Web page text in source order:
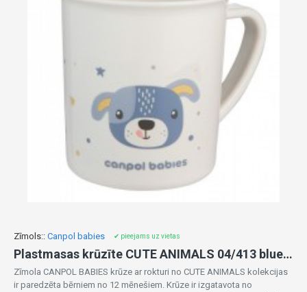
Zīmols:: Canpol babies ✔ pieejams uz vietas
Plastmasas krūzīte CUTE ANIMALS 04/413 blue DOG
Zīmola CANPOL BABIES krūze ar rokturi no CUTE ANIMALS kolekcijas
ir paredzēta bērniem no 12 mēnešiem. Krūze ir izgatavota no